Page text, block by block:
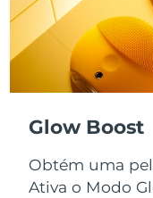
Glow Boost
Obtém uma
Ativa o Modo
Suécia
Suíça
Taiwan
Tailândia
Turquia